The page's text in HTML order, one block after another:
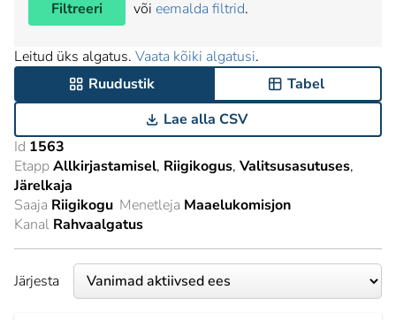
Filtreeri
või eemalda filtrid.
Leitud üks algatus. Vaata kõiki algatusi.
Ruudustik
Tabel
Lae alla CSV
Id 1563
EtappAllkirjastamisel Riigikogus Valitsusasutuses
Järelkaja
Saaja Riigikogu Menetleja Maaelukomisjon
Kanal Rahvaalgatus
Järjesta